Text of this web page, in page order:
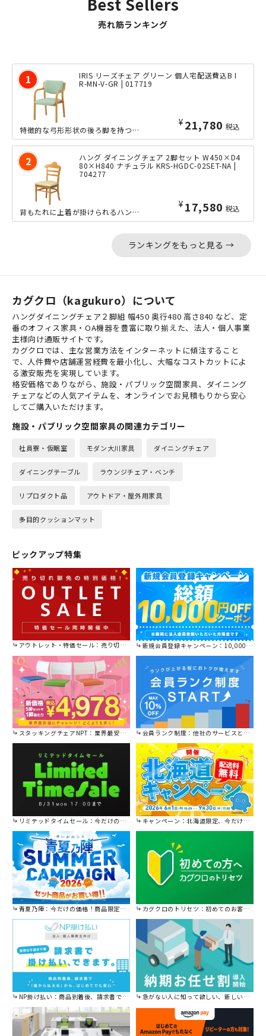
売れ筋ランキング
IRIS リーズチェア グリーン 個人宅配送費込B I
R-MN-V-GR | 017719
¥ 21,780 税込
特徴的な弓形形状の後ろ脚を持つ、ダイニングチェア。上からの圧力が分散し、安定性に...
ハング ダイニングチェア 2脚セット W450×D4
80×H840 ナチュラル KRS-HGDC-02SET-NA |
704277
¥ 17,580 税込
背もたれに上着が掛けられるハンガー形状のチェアで、来客スペースやミーティングルー...
ランキングをもっと見る →
カグクロ（kagukuro）について
ハングダイニングチェア２脚組 幅450 奥行480 高さ840 など、定
番のオフィス家具・OA機器を豊富に取り揃えた、法人・個人事業
主様向け通販サイトです。
カグクロでは、主な営業方法をインターネットに傾注すること
で、人件費や店舗運営経費を最小化し、大幅なコストカットによ
る激安販売を実現しています。
格安価格でありながら、施設・パブリック空間家具、ダイニング
チェアなどの人気アイテムを、オンラインでお見積もりから安心
してご購入いただけます。
施設・パブリック空間家具の関連カテゴリー
社員寮・仮眠室 モダン大川家具 ダイニングチェア
ダイニングテーブル ラウンジチェア・ベンチ
リプロダクト品 アウトドア・屋外用家具
多目的クッションマット
ピックアップ特集
アウトレット・特価セール：売り切れ御免の特別価格！ 新規会員登録キャンペーン：10,000円OFFクーポン進呈中！
スタッキングチェアNPT：業界最安値に挑戦！ 会員ランク制度：他社のサービスと比較してください。
リミテッドタイムセール：今だけの限定セール。 キャンペーン：北海道限定、今だけ送料無料！
青夏乃陣：今だけの価格！商品限定セール開催中です。 カグクロのトリセツ：初めてのお客様はこちら。
NP掛け払い：商品到着後、請求書で後から払えます。 急がない人に知って欲しい、新しい割引を始めました。